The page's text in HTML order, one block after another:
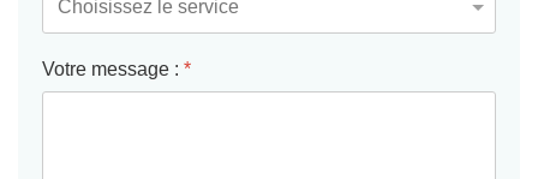
Votre message : *